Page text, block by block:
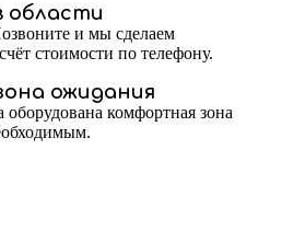
области
и мы сделаем
стоимости по телефону.
ожидания
комфортная зона